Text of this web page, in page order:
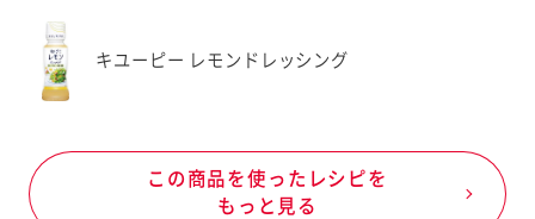
キユーピー レモンドレッシング
この商品を使ったレシピを
もっと見る